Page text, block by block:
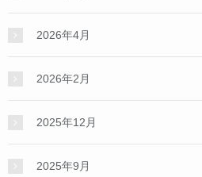
2026年4月
2026年2月
2025年12月
2025年9月